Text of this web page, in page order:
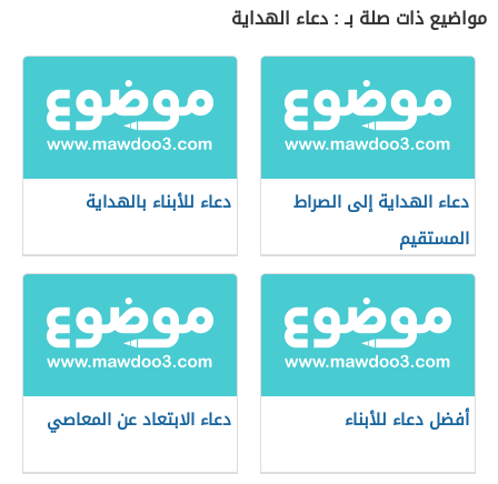
مواضيع ذات صلة بـ : دعاء الهداية
دعاء الهداية إلى الصراط
المستقيم
دعاء للأبناء بالهداية
أفضل دعاء للأبناء دعاء الابتعاد عن المعاصي